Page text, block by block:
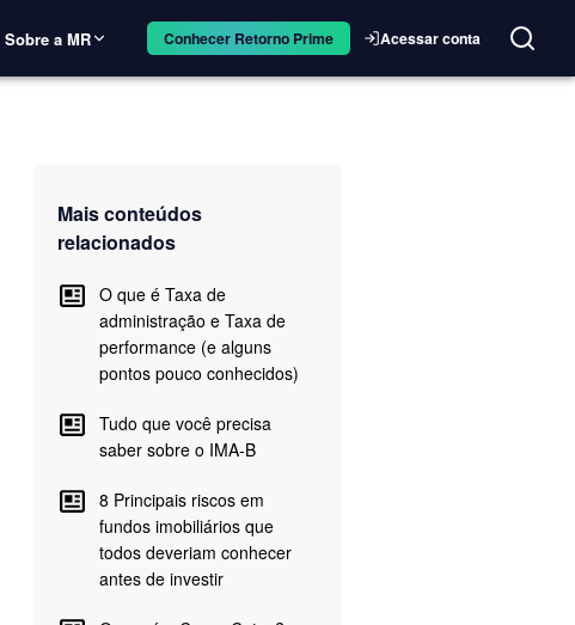
Sobre a MR Conhecer Retorno Prime Acessar conta
Mais conteúdos
relacionados
O que é Taxa de
administração e Taxa de
performance (e alguns
pontos pouco conhecidos)
Tudo que você precisa
saber sobre o IMA-B
8 Principais riscos em
fundos imobiliários que
todos deveriam conhecer
antes de investir